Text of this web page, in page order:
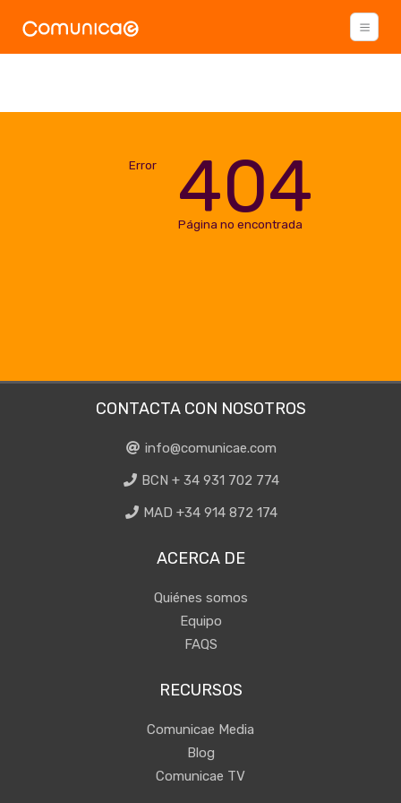
Error 404
Página no encontrada
CONTACTA CON NOSOTROS
info@comunicae.com
BCN + 34 931 702 774
MAD +34 914 872 174
ACERCA DE
Quiénes somos
Equipo
FAQS
RECURSOS
Comunicae Media
Blog
Comunicae TV